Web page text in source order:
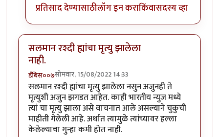
प्रतिसाद देण्यासाठीलॉग इन कराकिंवासदस्य व्हा
सलमान रश्दी ह्यांचा मृत्यु झालेला
नाही.
डँबिस००७सोमवार, 15/08/2022 14:33
सलमान रश्दी ह्यांचा मृत्यु झालेला नसुन अजुनही ते
मृत्युशी अजुन झगडत आहेत. काही भारतीय न्युज मध्ये
त्यां चा मृत्यु झाला असे वाचनात आले असल्याने चुकुची
माहीती गेलेली आहे. अर्थात त्यामुळे त्यांच्यावर हल्ला
केलेल्याचा गुन्हा कमी होत नाही.